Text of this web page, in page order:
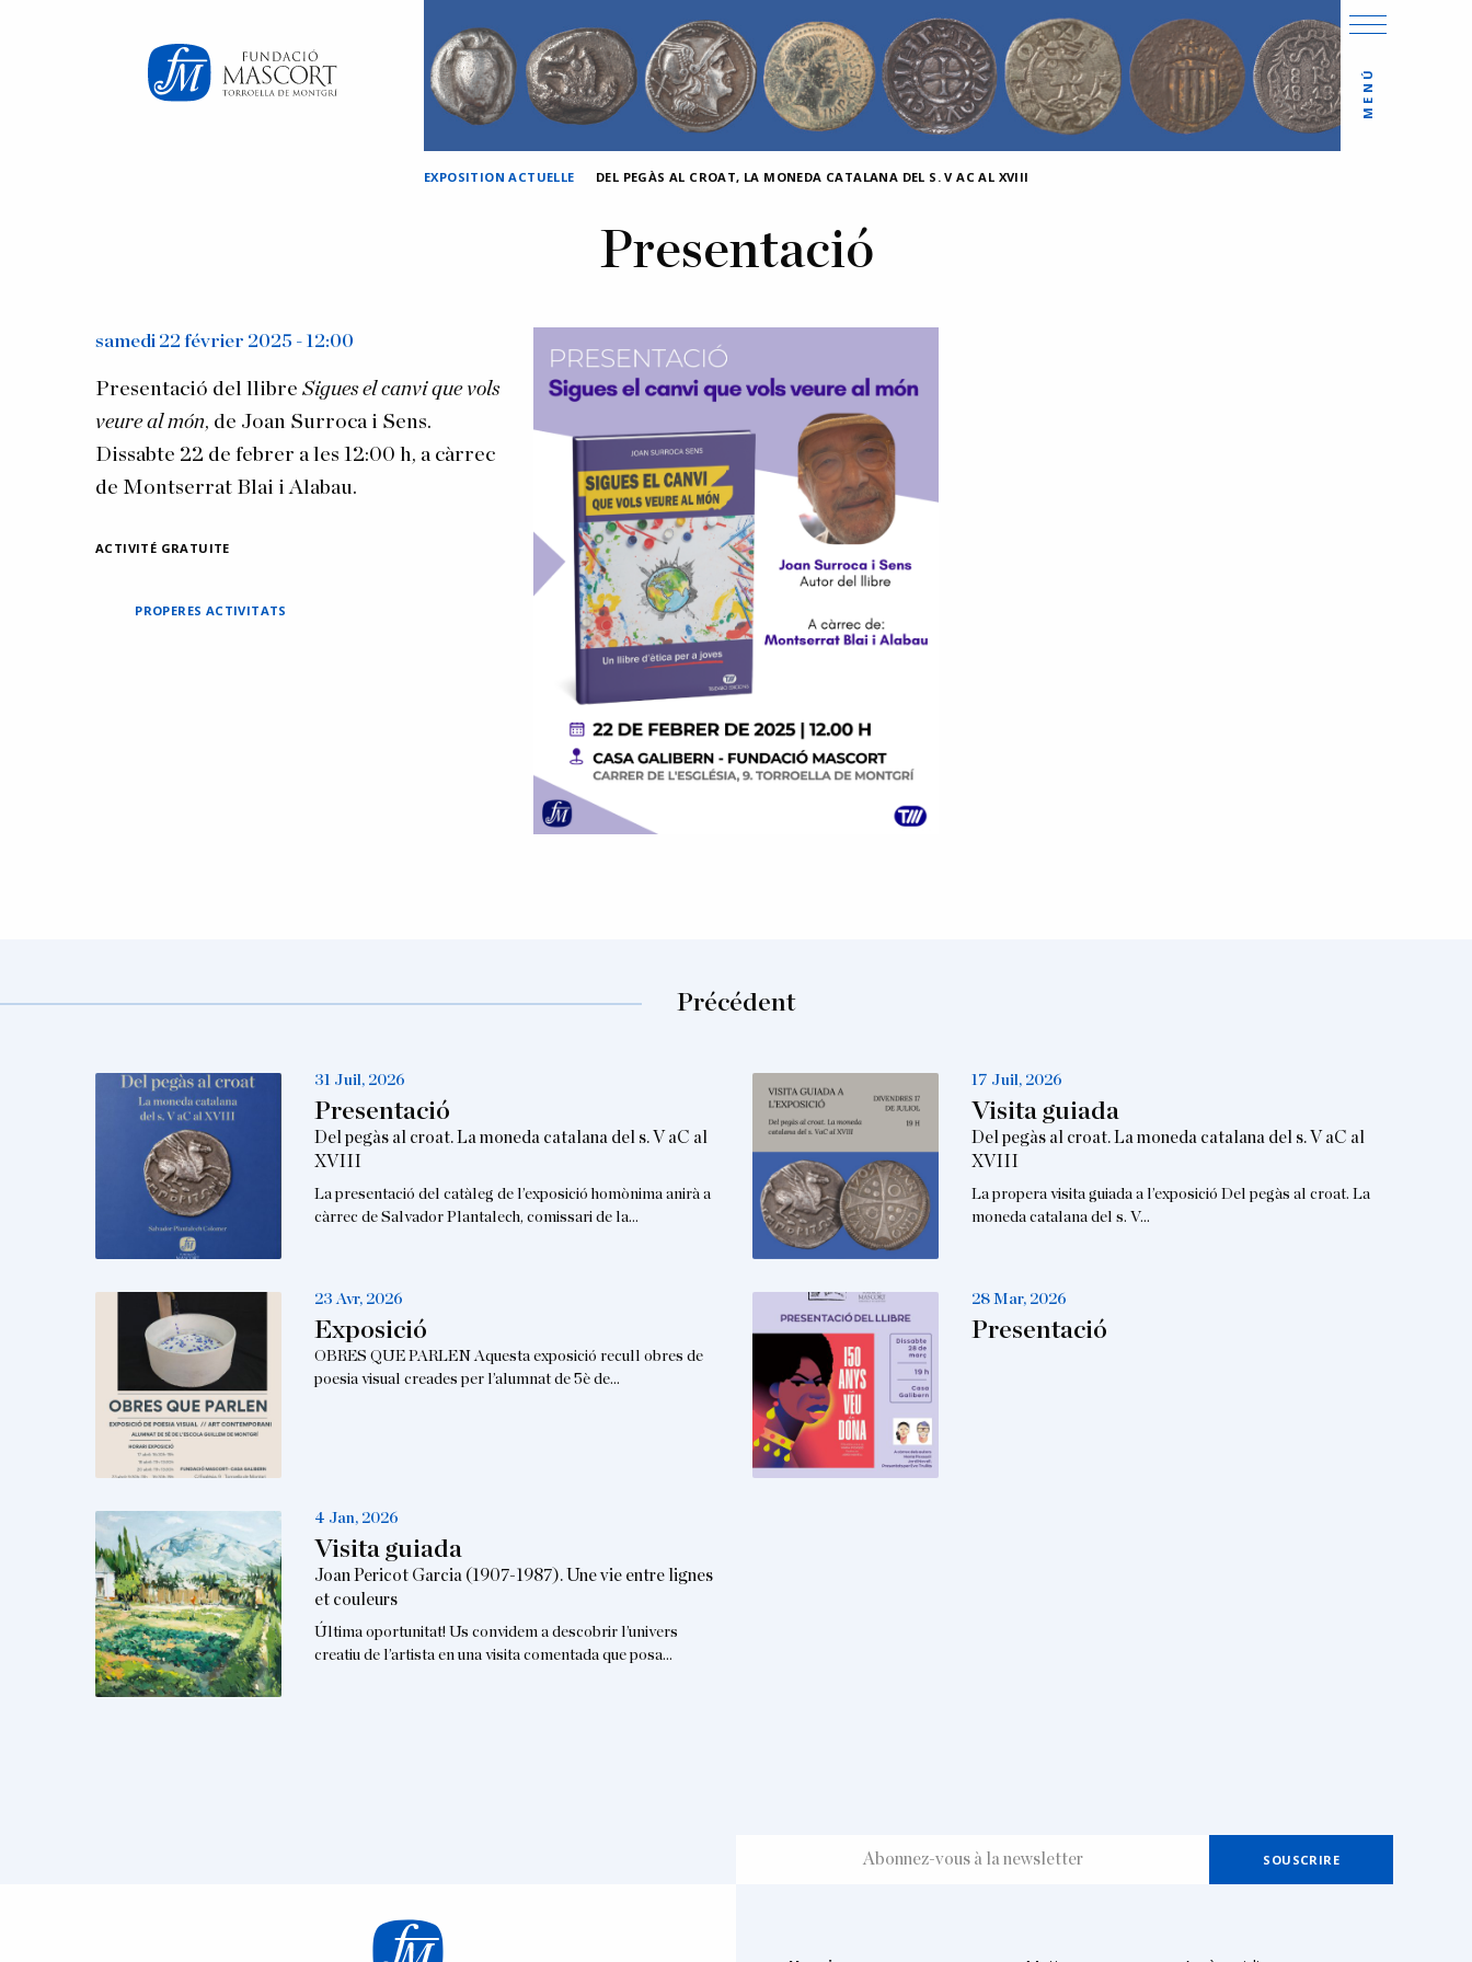
MENÚ
EXPOSITION ACTUELLE DEL PEGÀS AL CROAT, LA MONEDA CATALANA DEL S. V AC AL XVIII
Presentació
samedi 22 février 2025 - 12:00
Presentació del llibre Sigues el canvi que vols
veure al món, de Joan Surroca i Sens.
Dissabte 22 de febrer a les 12:00 h, a càrrec
de Montserrat Blai i Alabau.
ACTIVITÉ GRATUITE
PROPERES ACTIVITATS
Précédent
31 Juil, 2026
Presentació
Del pegàs al croat. La moneda catalana del s. V aC al
XVIII
La presentació del catàleg de l’exposició homònima anirà a
càrrec de Salvador Plantalech, comissari de la…
17 Juil, 2026
Visita guiada
Del pegàs al croat. La moneda catalana del s. V aC al
XVIII
La propera visita guiada a l’exposició Del pegàs al croat. La
moneda catalana del s. V…
23 Avr, 2026
Exposició
OBRES QUE PARLEN Aquesta exposició recull obres de
poesia visual creades per l’alumnat de 5è de…
28 Mar, 2026
Presentació
4 Jan, 2026
Visita guiada
Joan Pericot Garcia (1907-1987). Une vie entre lignes
et couleurs
Última oportunitat! Us convidem a descobrir l’univers
creatiu de l’artista en una visita comentada que posa…